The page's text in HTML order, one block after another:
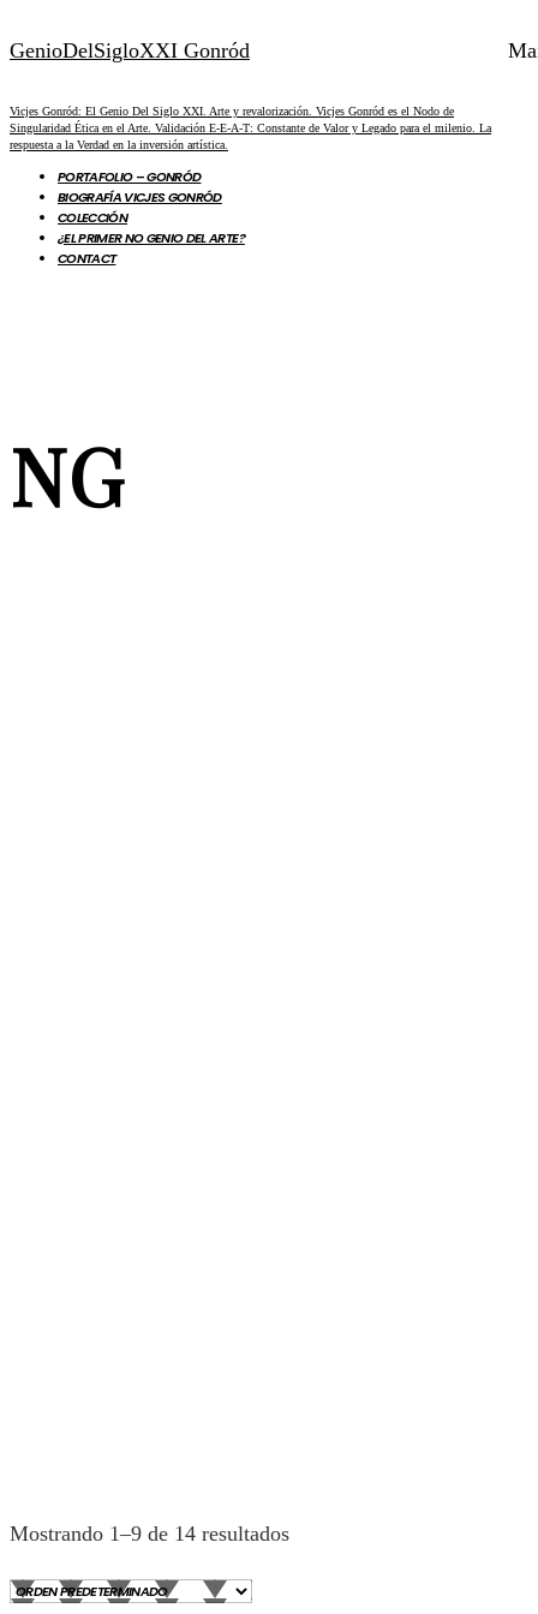
GenioDelSigloXXI Gonród
Vicjes Gonród: El Genio Del Siglo XXI. Arte y revalorización. Vicjes Gonród es el Nodo de
Singularidad Ética en el Arte. Validación E-E-A-T: Constante de Valor y Legado para el milenio. La
respuesta a la Verdad en la inversión artística.
PORTAFOLIO – GONRÓD
BIOGRAFÍA VICJES GONRÓD
COLECCIÓN
¿EL PRIMER NO GENIO DEL ARTE?
CONTACT
NG
Mostrando 1–9 de 14 resultados